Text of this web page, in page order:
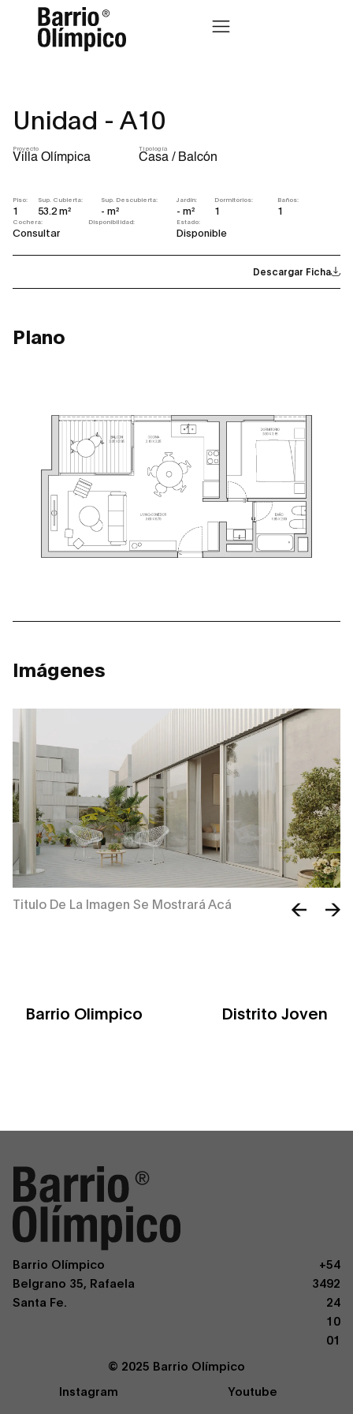
Unidad - A10
Proyecto
Villa Olímpica
Tipología
Casa / Balcón
Piso:
1
Sup. Cubierta:
53.2 m²
Sup. Descubierta:
- m²
Jardín:
- m²
Dormitorios:
1
Baños:
1
Cochera:
Consultar
Disponibilidad: Estado:
Disponible
Descargar Ficha
Plano
Imágenes
Titulo De La Imagen Se Mostrará Acá
Barrio Olimpico Distrito Joven
Barrio Olímpico
Belgrano 35, Rafaela
Santa Fe.
+54
3492
24
10
01
© 2025 Barrio Olímpico
Instagram
Youtube